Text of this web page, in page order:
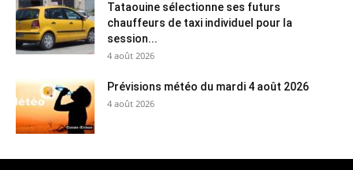
Tataouine sélectionne ses futurs
chauffeurs de taxi individuel pour la
session...
4 août 2026
Prévisions météo du mardi 4 août 2026
4 août 2026